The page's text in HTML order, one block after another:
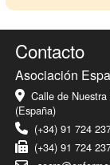
Contacto
Asociación
Calle de
(España)
(+34) 91 724
(+34) 91 724